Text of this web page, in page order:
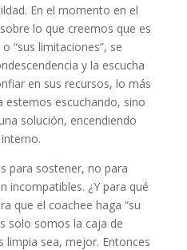
En el momento en el
lo que creemos que es
“sus limitaciones”, se
y la escucha
en sus recursos, lo más
estemos escuchando, sino
solución, encendiendo
para sostener, no para
incompatibles. ¿Y para qué
que el coachee haga “su
solo somos la caja de
sea, mejor. Entonces